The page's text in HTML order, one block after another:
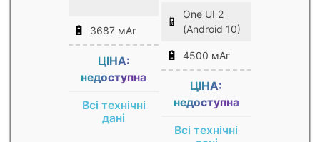
🔋 3687 мАг
ЦІНА:
недоступна
Всі технічні
дані
📱
One UI 2
(Android 10)
🔋 4500 мАг
ЦІНА:
недоступна
Всі технічні